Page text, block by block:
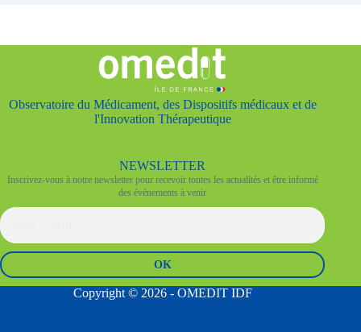
Observatoire du Médicament, des Dispositifs médicaux et de
l'Innovation Thérapeutique
NEWSLETTER
Inscrivez-vous à notre newsletter pour recevoir toutes les actualités et être informé
des évènements à venir
Copyright © 2026 - OMEDIT IDF